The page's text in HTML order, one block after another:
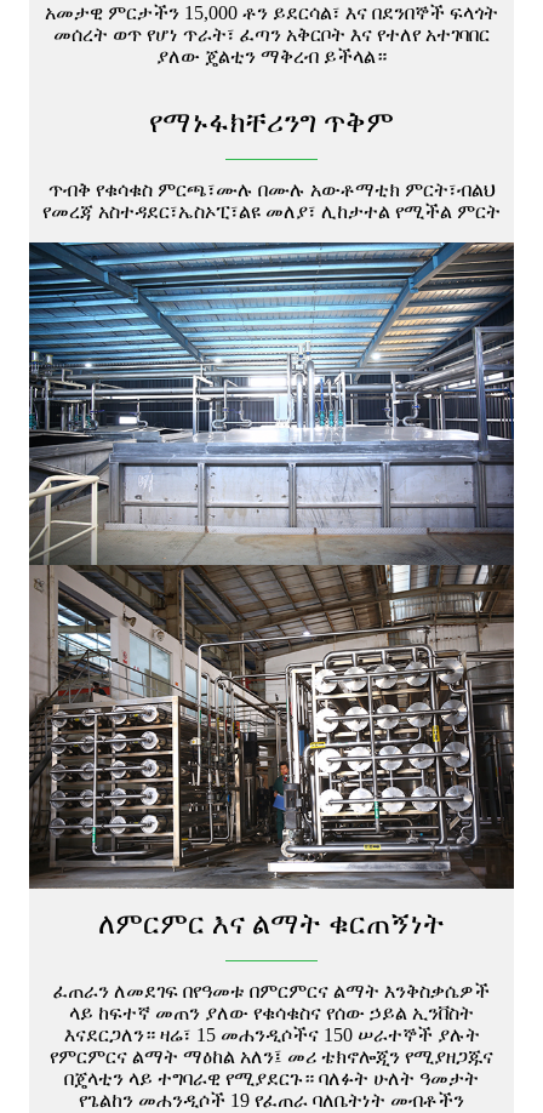
አመታዊ ምርታችን 15,000 ቶን ይደርሳል፣ እና በደንበኞች ፍላጎት
መሰረት ወጥ የሆነ ጥራት፣ ፈጣን አቅርቦት እና የተለየ አተገባበር
ያለው ጄልቲን ማቅረብ ይችላል።
የማኑፋክቸሪንግ ጥቅም
ጥብቅ የቁሳቁስ ምርጫ፣ሙሉ በሙሉ አውቶማቲክ ምርት፣ብልህ
የመረጃ አስተዳደር፣ኤስኦፒ፣ልዩ መለያ፣ ሊከታተል የሚችል ምርት
ለምርምር እና ልማት ቁርጠኝነት
ፈጠራን ለመደገፍ በየዓመቱ በምርምርና ልማት እንቅስቃሴዎች
ላይ ከፍተኛ መጠን ያለው የቁሳቁስና የሰው ኃይል ኢንቨስት
እናደርጋለን። ዛሬ፣ 15 መሐንዲሶችና 150 ሠራተኞች ያሉት
የምርምርና ልማት ማዕከል አለን፤ መሪ ቴክኖሎጂን የሚያዘጋጁና
በጄላቲን ላይ ተግባራዊ የሚያደርጉ። ባለፉት ሁለት ዓመታት
የጌልከን መሐንዲሶች 19 የፈጠራ ባለቤትነት መብቶችን